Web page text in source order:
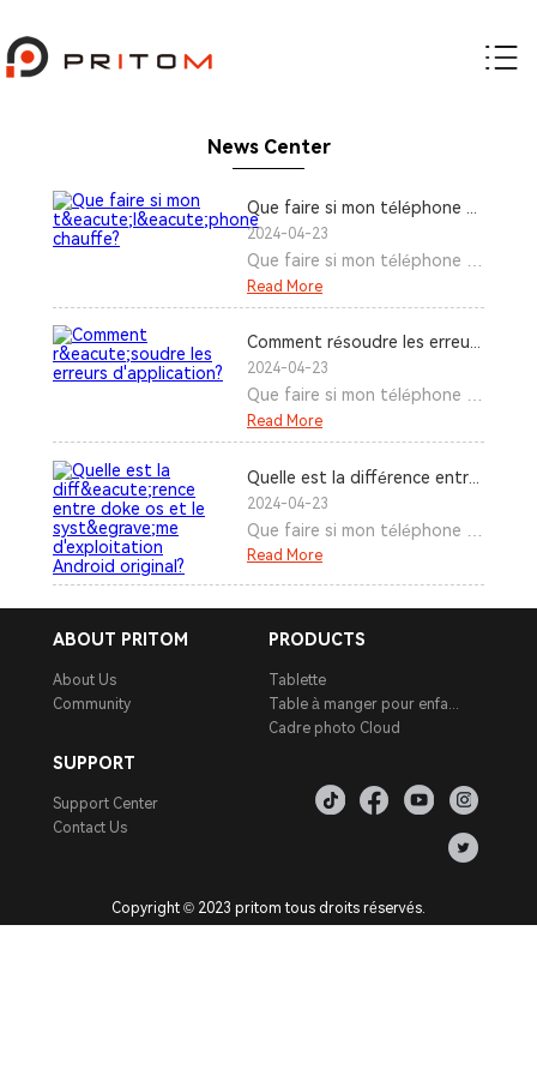
News Center
2024-04-23
Que faire si mon téléphone ch
auffe? Comment résoudre les
erreurs d'application? Quelle
est la différence entre doke o
Read More
2024-04-23
Que faire si mon téléphone ch
auffe? Comment résoudre les
erreurs d'application? Quelle
est la différence entre doke o
s et le système d'exploitation
Android original?
Read More
2024-04-23
Que faire si mon téléphone ch
auffe? Comment résoudre les
Android original?
Read More
ABOUT PRITOM
About Us
Community
PRODUCTS
Tablette
Table à manger pour enfants
Cadre photo Cloud
SUPPORT
Support Center
Contact Us
Copyright © 2023 pritom tous droits réservés.